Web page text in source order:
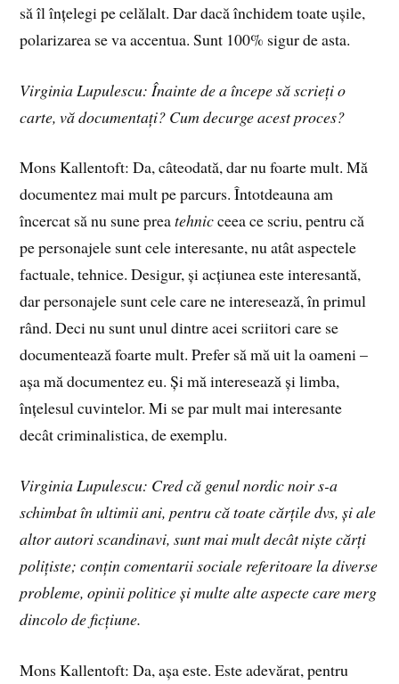
să îl înțelegi pe celălalt. Dar dacă închidem toate ușile,
polarizarea se va accentua. Sunt 100% sigur de asta.
Virginia Lupulescu: Înainte de a începe să scrieți o
carte, vă documentați? Cum decurge acest proces?
Mons Kallentoft: Da, câteodată, dar nu foarte mult. Mă
documentez mai mult pe parcurs. Întotdeauna am
încercat să nu sune preatehnicceea ce scriu, pentru că
pe personajele sunt cele interesante, nu atât aspectele
factuale, tehnice. Desigur, și acțiunea este interesantă,
dar personajele sunt cele care ne interesează, în primul
rând. Deci nu sunt unul dintre acei scriitori care se
documentează foarte mult. Prefer să mă uit la oameni –
așa mă documentez eu. Și mă interesează și limba,
înțelesul cuvintelor. Mi se par mult mai interesante
decât criminalistica, de exemplu.
Virginia Lupulescu: Cred că genul nordic noir s-a
schimbat în ultimii ani, pentru că toate cărțile dvs, și ale
altor autori scandinavi, sunt mai mult decât niște cărți
polițiste; conțin comentarii sociale referitoare la diverse
probleme, opinii politice și multe alte aspecte care merg
dincolo de ficțiune.
Mons Kallentoft: Da, așa este. Este adevărat, pentru